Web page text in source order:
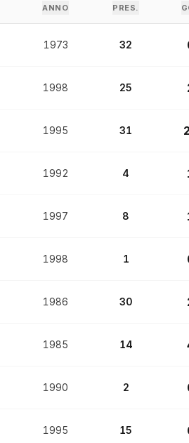
ANNO PRES.
1973 32
1998 25
1995 31
1992 4
1997 8
1998 1
1986 30
1985 14
1990 2
1995 15